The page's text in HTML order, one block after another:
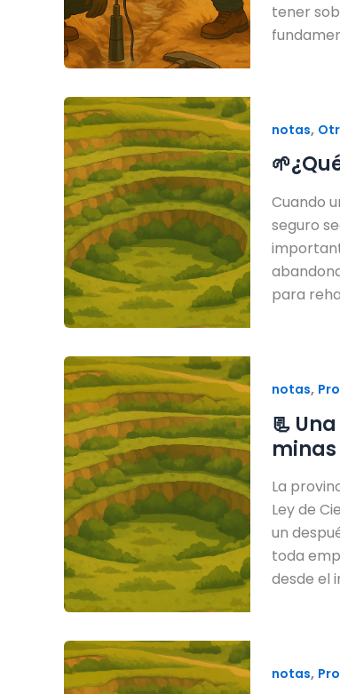
tener
notas,
Cuando
seguro
para
notas,
📃
minas
La
Ley de
un
toda
desde el
notas,